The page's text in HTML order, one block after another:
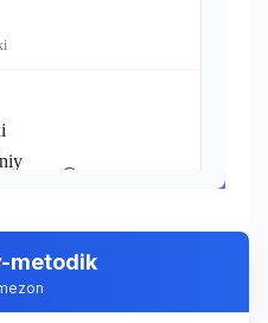
Video
metodik